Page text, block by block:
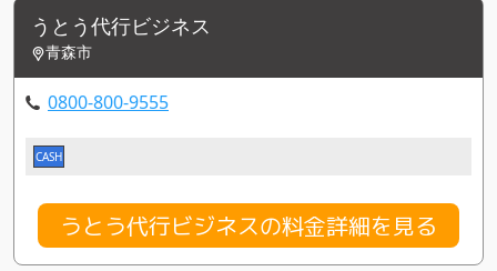
うとう代行ビジネス
青森市
0800-800-9555
CASH
うとう代行ビジネスの料金詳細を見る